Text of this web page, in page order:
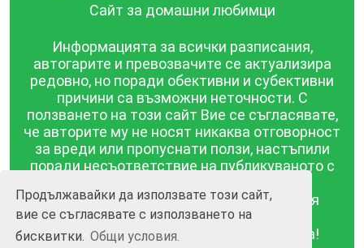
Продължавайки да използвате този сайт,
вие се съгласявате с използването на
бисквитки. Общи условия.
Сайт за домашни любимци
Информацията за всички разписания,
автогарите и превозвачите се актуализира
редовно, но поради обективни и субективни
причини са възможни неточности. С
ползването на този сайт Вие се съгласявате,
че авторите му не носят никаква отговорност
за вреди или пропуснати ползи, настъпили
поради несъответствие на публикуваното с
публикувана в този сайт се предоставя
такава каквато е, без гаранция за
съответствието ѝ с действителността!